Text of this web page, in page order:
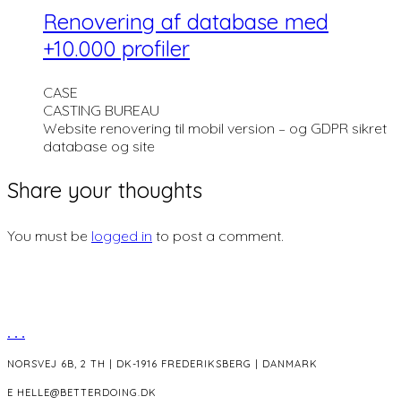
Renovering af database med
+10.000 profiler
CASE
CASTING BUREAU
Website renovering til mobil version – og GDPR sikret
database og site
Share your thoughts
You must be logged in to post a comment.
. . .
NORSVEJ 6B, 2 TH | DK-1916 FREDERIKSBERG | DANMARK
E HELLE@BETTERDOING.DK